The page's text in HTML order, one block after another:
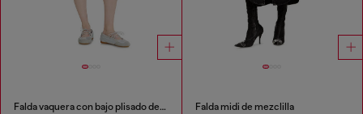
Falda vaquera con bajo plisado deshilachado Falda midi de mezclilla